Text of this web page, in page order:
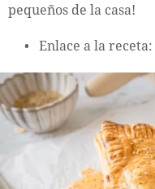
pequeños de la casa!
Enlace a la receta: